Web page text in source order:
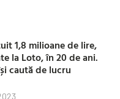
1,8 milioane de lire,
la Loto, în 20 de ani.
caută de lucru